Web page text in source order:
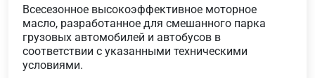
Всесезонное высокоэффективное моторное
масло, разработанное для смешанного парка
грузовых автомобилей и автобусов в
соответствии с указанными техническими
условиями.